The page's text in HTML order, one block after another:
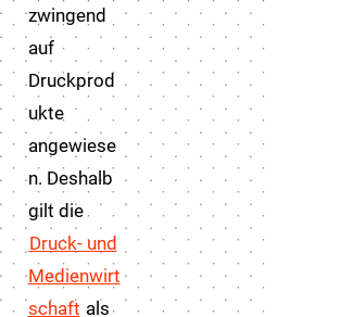
zwingend
auf
Druckprod
ukte
angewiese
n. Deshalb
gilt die
Druck- und
Medienwirt
schaft als